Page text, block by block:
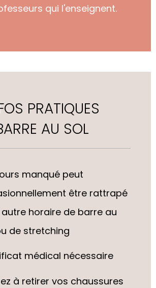
qui l'enseignent.
PRATIQUES
AU SOL
manqué peut
être rattrapé
horaire de barre au
de stretching
médical nécessaire
à retirer vos chaussures